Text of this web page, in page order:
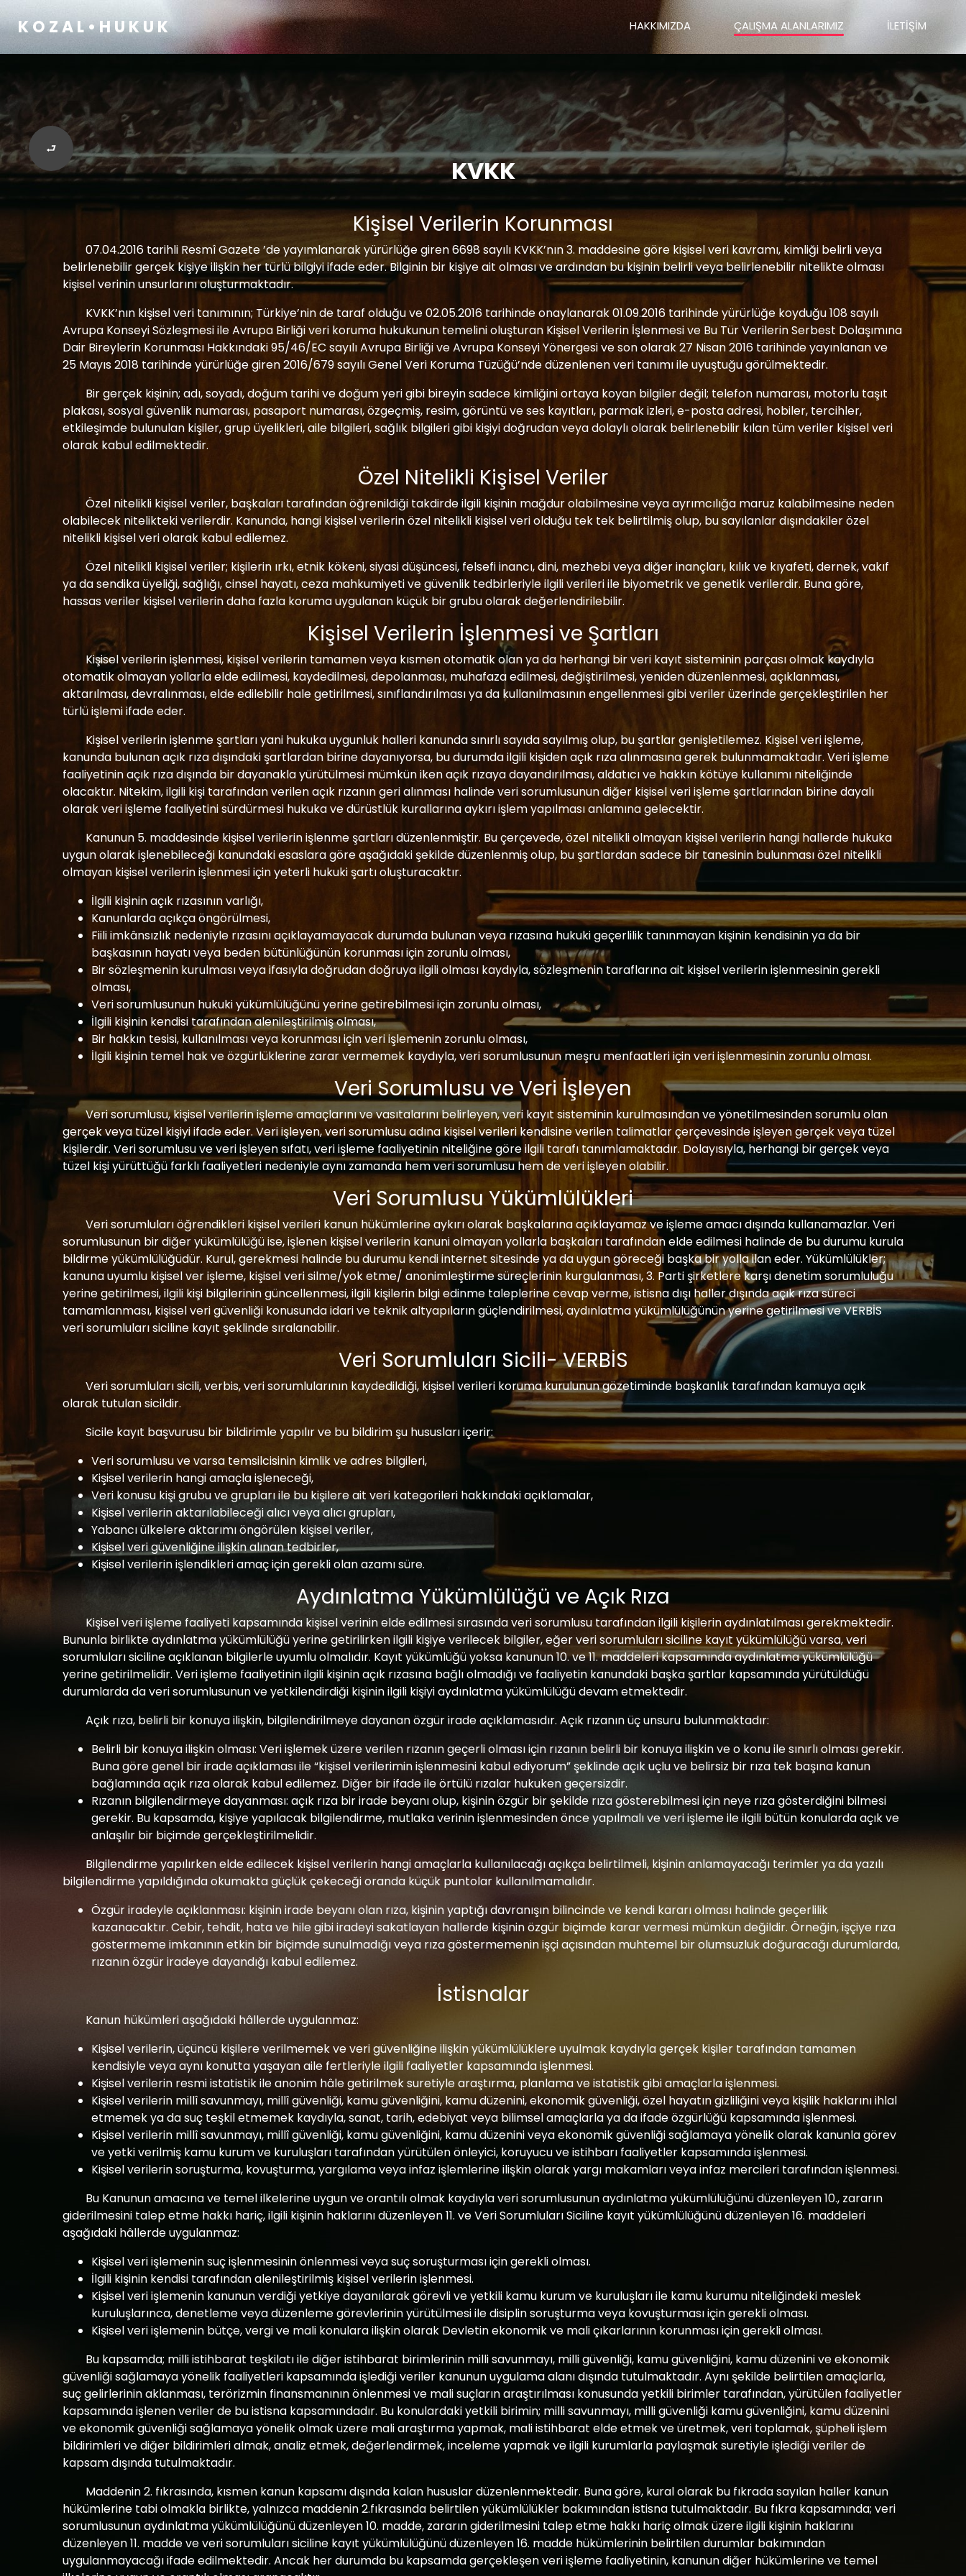
K O Z A L • H U K U K HAKKIMIZDA ÇALIŞMA ALANLARIMIZ İLETİŞİM
⮐
KVKK
Kişisel Verilerin Korunması
07.04.2016 tarihli Resmî Gazete ’de yayımlanarak yürürlüğe giren 6698 sayılı KVKK’nın 3. maddesine göre kişisel veri kavramı, kimliği belirli veya
belirlenebilir gerçek kişiye ilişkin her türlü bilgiyi ifade eder. Bilginin bir kişiye ait olması ve ardından bu kişinin belirli veya belirlenebilir nitelikte olması
kişisel verinin unsurlarını oluşturmaktadır.
KVKK’nın kişisel veri tanımının; Türkiye’nin de taraf olduğu ve 02.05.2016 tarihinde onaylanarak 01.09.2016 tarihinde yürürlüğe koyduğu 108 sayılı
Avrupa Konseyi Sözleşmesi ile Avrupa Birliği veri koruma hukukunun temelini oluşturan Kişisel Verilerin İşlenmesi ve Bu Tür Verilerin Serbest Dolaşımına
Dair Bireylerin Korunması Hakkındaki 95/46/EC sayılı Avrupa Birliği ve Avrupa Konseyi Yönergesi ve son olarak 27 Nisan 2016 tarihinde yayınlanan ve
25 Mayıs 2018 tarihinde yürürlüğe giren 2016/679 sayılı Genel Veri Koruma Tüzüğü’nde düzenlenen veri tanımı ile uyuştuğu görülmektedir.
Bir gerçek kişinin; adı, soyadı, doğum tarihi ve doğum yeri gibi bireyin sadece kimliğini ortaya koyan bilgiler değil; telefon numarası, motorlu taşıt
plakası, sosyal güvenlik numarası, pasaport numarası, özgeçmiş, resim, görüntü ve ses kayıtları, parmak izleri, e-posta adresi, hobiler, tercihler,
etkileşimde bulunulan kişiler, grup üyelikleri, aile bilgileri, sağlık bilgileri gibi kişiyi doğrudan veya dolaylı olarak belirlenebilir kılan tüm veriler kişisel veri
olarak kabul edilmektedir.
Özel Nitelikli Kişisel Veriler
Özel nitelikli kişisel veriler, başkaları tarafından öğrenildiği takdirde ilgili kişinin mağdur olabilmesine veya ayrımcılığa maruz kalabilmesine neden
olabilecek nitelikteki verilerdir. Kanunda, hangi kişisel verilerin özel nitelikli kişisel veri olduğu tek tek belirtilmiş olup, bu sayılanlar dışındakiler özel
nitelikli kişisel veri olarak kabul edilemez.
Özel nitelikli kişisel veriler; kişilerin ırkı, etnik kökeni, siyasi düşüncesi, felsefi inancı, dini, mezhebi veya diğer inançları, kılık ve kıyafeti, dernek, vakıf
ya da sendika üyeliği, sağlığı, cinsel hayatı, ceza mahkumiyeti ve güvenlik tedbirleriyle ilgili verileri ile biyometrik ve genetik verilerdir. Buna göre,
hassas veriler kişisel verilerin daha fazla koruma uygulanan küçük bir grubu olarak değerlendirilebilir.
Kişisel Verilerin İşlenmesi ve Şartları
Kişisel verilerin işlenmesi, kişisel verilerin tamamen veya kısmen otomatik olan ya da herhangi bir veri kayıt sisteminin parçası olmak kaydıyla
otomatik olmayan yollarla elde edilmesi, kaydedilmesi, depolanması, muhafaza edilmesi, değiştirilmesi, yeniden düzenlenmesi, açıklanması,
aktarılması, devralınması, elde edilebilir hale getirilmesi, sınıflandırılması ya da kullanılmasının engellenmesi gibi veriler üzerinde gerçekleştirilen her
türlü işlemi ifade eder.
Kişisel verilerin işlenme şartları yani hukuka uygunluk halleri kanunda sınırlı sayıda sayılmış olup, bu şartlar genişletilemez. Kişisel veri işleme,
kanunda bulunan açık rıza dışındaki şartlardan birine dayanıyorsa, bu durumda ilgili kişiden açık rıza alınmasına gerek bulunmamaktadır. Veri işleme
faaliyetinin açık rıza dışında bir dayanakla yürütülmesi mümkün iken açık rızaya dayandırılması, aldatıcı ve hakkın kötüye kullanımı niteliğinde
olacaktır. Nitekim, ilgili kişi tarafından verilen açık rızanın geri alınması halinde veri sorumlusunun diğer kişisel veri işleme şartlarından birine dayalı
olarak veri işleme faaliyetini sürdürmesi hukuka ve dürüstlük kurallarına aykırı işlem yapılması anlamına gelecektir.
Kanunun 5. maddesinde kişisel verilerin işlenme şartları düzenlenmiştir. Bu çerçevede, özel nitelikli olmayan kişisel verilerin hangi hallerde hukuka
uygun olarak işlenebileceği kanundaki esaslara göre aşağıdaki şekilde düzenlenmiş olup, bu şartlardan sadece bir tanesinin bulunması özel nitelikli
olmayan kişisel verilerin işlenmesi için yeterli hukuki şartı oluşturacaktır.
İlgili kişinin açık rızasının varlığı,
Kanunlarda açıkça öngörülmesi,
Fiili imkânsızlık nedeniyle rızasını açıklayamayacak durumda bulunan veya rızasına hukuki geçerlilik tanınmayan kişinin kendisinin ya da bir
başkasının hayatı veya beden bütünlüğünün korunması için zorunlu olması,
Bir sözleşmenin kurulması veya ifasıyla doğrudan doğruya ilgili olması kaydıyla, sözleşmenin taraflarına ait kişisel verilerin işlenmesinin gerekli
olması,
Veri sorumlusunun hukuki yükümlülüğünü yerine getirebilmesi için zorunlu olması,
İlgili kişinin kendisi tarafından alenileştirilmiş olması,
Bir hakkın tesisi, kullanılması veya korunması için veri işlemenin zorunlu olması,
İlgili kişinin temel hak ve özgürlüklerine zarar vermemek kaydıyla, veri sorumlusunun meşru menfaatleri için veri işlenmesinin zorunlu olması.
Veri Sorumlusu ve Veri İşleyen
Veri sorumlusu, kişisel verilerin işleme amaçlarını ve vasıtalarını belirleyen, veri kayıt sisteminin kurulmasından ve yönetilmesinden sorumlu olan
gerçek veya tüzel kişiyi ifade eder. Veri işleyen, veri sorumlusu adına kişisel verileri kendisine verilen talimatlar çerçevesinde işleyen gerçek veya tüzel
kişilerdir. Veri sorumlusu ve veri işleyen sıfatı, veri işleme faaliyetinin niteliğine göre ilgili tarafı tanımlamaktadır. Dolayısıyla, herhangi bir gerçek veya
tüzel kişi yürüttüğü farklı faaliyetleri nedeniyle aynı zamanda hem veri sorumlusu hem de veri işleyen olabilir.
Veri Sorumlusu Yükümlülükleri
Veri sorumluları öğrendikleri kişisel verileri kanun hükümlerine aykırı olarak başkalarına açıklayamaz ve işleme amacı dışında kullanamazlar. Veri
sorumlusunun bir diğer yükümlülüğü ise, işlenen kişisel verilerin kanuni olmayan yollarla başkaları tarafından elde edilmesi halinde de bu durumu kurula
bildirme yükümlülüğüdür. Kurul, gerekmesi halinde bu durumu kendi internet sitesinde ya da uygun göreceği başka bir yolla ilan eder. Yükümlülükler;
kanuna uyumlu kişisel ver işleme, kişisel veri silme/yok etme/ anonimleştirme süreçlerinin kurgulanması, 3. Parti şirketlere karşı denetim sorumluluğu
yerine getirilmesi, ilgili kişi bilgilerinin güncellenmesi, ilgili kişilerin bilgi edinme taleplerine cevap verme, istisna dışı haller dışında açık rıza süreci
tamamlanması, kişisel veri güvenliği konusunda idari ve teknik altyapıların güçlendirilmesi, aydınlatma yükümlülüğünün yerine getirilmesi ve VERBİS
veri sorumluları siciline kayıt şeklinde sıralanabilir.
Veri Sorumluları Sicili- VERBİS
Veri sorumluları sicili, verbis, veri sorumlularının kaydedildiği, kişisel verileri koruma kurulunun gözetiminde başkanlık tarafından kamuya açık
olarak tutulan sicildir.
Sicile kayıt başvurusu bir bildirimle yapılır ve bu bildirim şu hususları içerir:
Veri sorumlusu ve varsa temsilcisinin kimlik ve adres bilgileri,
Kişisel verilerin hangi amaçla işleneceği,
Veri konusu kişi grubu ve grupları ile bu kişilere ait veri kategorileri hakkındaki açıklamalar,
Kişisel verilerin aktarılabileceği alıcı veya alıcı grupları,
Yabancı ülkelere aktarımı öngörülen kişisel veriler,
Kişisel veri güvenliğine ilişkin alınan tedbirler,
Kişisel verilerin işlendikleri amaç için gerekli olan azamı süre.
Aydınlatma Yükümlülüğü ve Açık Rıza
Kişisel veri işleme faaliyeti kapsamında kişisel verinin elde edilmesi sırasında veri sorumlusu tarafından ilgili kişilerin aydınlatılması gerekmektedir.
Bununla birlikte aydınlatma yükümlülüğü yerine getirilirken ilgili kişiye verilecek bilgiler, eğer veri sorumluları siciline kayıt yükümlülüğü varsa, veri
sorumluları siciline açıklanan bilgilerle uyumlu olmalıdır. Kayıt yükümlüğü yoksa kanunun 10. ve 11. maddeleri kapsamında aydınlatma yükümlülüğü
yerine getirilmelidir. Veri işleme faaliyetinin ilgili kişinin açık rızasına bağlı olmadığı ve faaliyetin kanundaki başka şartlar kapsamında yürütüldüğü
durumlarda da veri sorumlusunun ve yetkilendirdiği kişinin ilgili kişiyi aydınlatma yükümlülüğü devam etmektedir.
Açık rıza, belirli bir konuya ilişkin, bilgilendirilmeye dayanan özgür irade açıklamasıdır. Açık rızanın üç unsuru bulunmaktadır:
Belirli bir konuya ilişkin olması: Veri işlemek üzere verilen rızanın geçerli olması için rızanın belirli bir konuya ilişkin ve o konu ile sınırlı olması gerekir.
Buna göre genel bir irade açıklaması ile “kişisel verilerimin işlenmesini kabul ediyorum” şeklinde açık uçlu ve belirsiz bir rıza tek başına kanun
bağlamında açık rıza olarak kabul edilemez. Diğer bir ifade ile örtülü rızalar hukuken geçersizdir.
Rızanın bilgilendirmeye dayanması: açık rıza bir irade beyanı olup, kişinin özgür bir şekilde rıza gösterebilmesi için neye rıza gösterdiğini bilmesi
gerekir. Bu kapsamda, kişiye yapılacak bilgilendirme, mutlaka verinin işlenmesinden önce yapılmalı ve veri işleme ile ilgili bütün konularda açık ve
anlaşılır bir biçimde gerçekleştirilmelidir.
Bilgilendirme yapılırken elde edilecek kişisel verilerin hangi amaçlarla kullanılacağı açıkça belirtilmeli, kişinin anlamayacağı terimler ya da yazılı
bilgilendirme yapıldığında okumakta güçlük çekeceği oranda küçük puntolar kullanılmamalıdır.
Özgür iradeyle açıklanması: kişinin irade beyanı olan rıza, kişinin yaptığı davranışın bilincinde ve kendi kararı olması halinde geçerlilik
kazanacaktır. Cebir, tehdit, hata ve hile gibi iradeyi sakatlayan hallerde kişinin özgür biçimde karar vermesi mümkün değildir. Örneğin, işçiye rıza
göstermeme imkanının etkin bir biçimde sunulmadığı veya rıza göstermemenin işçi açısından muhtemel bir olumsuzluk doğuracağı durumlarda,
rızanın özgür iradeye dayandığı kabul edilemez.
İstisnalar
Kanun hükümleri aşağıdaki hâllerde uygulanmaz:
Kişisel verilerin, üçüncü kişilere verilmemek ve veri güvenliğine ilişkin yükümlülüklere uyulmak kaydıyla gerçek kişiler tarafından tamamen
kendisiyle veya aynı konutta yaşayan aile fertleriyle ilgili faaliyetler kapsamında işlenmesi.
Kişisel verilerin resmi istatistik ile anonim hâle getirilmek suretiyle araştırma, planlama ve istatistik gibi amaçlarla işlenmesi.
Kişisel verilerin millî savunmayı, millî güvenliği, kamu güvenliğini, kamu düzenini, ekonomik güvenliği, özel hayatın gizliliğini veya kişilik haklarını ihlal
etmemek ya da suç teşkil etmemek kaydıyla, sanat, tarih, edebiyat veya bilimsel amaçlarla ya da ifade özgürlüğü kapsamında işlenmesi.
Kişisel verilerin millî savunmayı, millî güvenliği, kamu güvenliğini, kamu düzenini veya ekonomik güvenliği sağlamaya yönelik olarak kanunla görev
ve yetki verilmiş kamu kurum ve kuruluşları tarafından yürütülen önleyici, koruyucu ve istihbarı faaliyetler kapsamında işlenmesi.
Kişisel verilerin soruşturma, kovuşturma, yargılama veya infaz işlemlerine ilişkin olarak yargı makamları veya infaz mercileri tarafından işlenmesi.
Bu Kanunun amacına ve temel ilkelerine uygun ve orantılı olmak kaydıyla veri sorumlusunun aydınlatma yükümlülüğünü düzenleyen 10., zararın
giderilmesini talep etme hakkı hariç, ilgili kişinin haklarını düzenleyen 11. ve Veri Sorumluları Siciline kayıt yükümlülüğünü düzenleyen 16. maddeleri
aşağıdaki hâllerde uygulanmaz:
Kişisel veri işlemenin suç işlenmesinin önlenmesi veya suç soruşturması için gerekli olması.
İlgili kişinin kendisi tarafından alenileştirilmiş kişisel verilerin işlenmesi.
Kişisel veri işlemenin kanunun verdiği yetkiye dayanılarak görevli ve yetkili kamu kurum ve kuruluşları ile kamu kurumu niteliğindeki meslek
kuruluşlarınca, denetleme veya düzenleme görevlerinin yürütülmesi ile disiplin soruşturma veya kovuşturması için gerekli olması.
Kişisel veri işlemenin bütçe, vergi ve mali konulara ilişkin olarak Devletin ekonomik ve mali çıkarlarının korunması için gerekli olması.
Bu kapsamda; milli istihbarat teşkilatı ile diğer istihbarat birimlerinin milli savunmayı, milli güvenliği, kamu güvenliğini, kamu düzenini ve ekonomik
güvenliği sağlamaya yönelik faaliyetleri kapsamında işlediği veriler kanunun uygulama alanı dışında tutulmaktadır. Aynı şekilde belirtilen amaçlarla,
suç gelirlerinin aklanması, terörizmin finansmanının önlenmesi ve mali suçların araştırılması konusunda yetkili birimler tarafından, yürütülen faaliyetler
kapsamında işlenen veriler de bu istisna kapsamındadır. Bu konulardaki yetkili birimin; milli savunmayı, milli güvenliği kamu güvenliğini, kamu düzenini
ve ekonomik güvenliği sağlamaya yönelik olmak üzere mali araştırma yapmak, mali istihbarat elde etmek ve üretmek, veri toplamak, şüpheli işlem
bildirimleri ve diğer bildirimleri almak, analiz etmek, değerlendirmek, inceleme yapmak ve ilgili kurumlarla paylaşmak suretiyle işlediği veriler de
kapsam dışında tutulmaktadır.
Maddenin 2. fıkrasında, kısmen kanun kapsamı dışında kalan hususlar düzenlenmektedir. Buna göre, kural olarak bu fıkrada sayılan haller kanun
hükümlerine tabi olmakla birlikte, yalnızca maddenin 2.fıkrasında belirtilen yükümlülükler bakımından istisna tutulmaktadır. Bu fıkra kapsamında; veri
sorumlusunun aydınlatma yükümlülüğünü düzenleyen 10. madde, zararın giderilmesini talep etme hakkı hariç olmak üzere ilgili kişinin haklarını
düzenleyen 11. madde ve veri sorumluları siciline kayıt yükümlülüğünü düzenleyen 16. madde hükümlerinin belirtilen durumlar bakımından
uygulanmayacağı ifade edilmektedir. Ancak her durumda bu kapsamda gerçekleşen veri işleme faaliyetinin, kanunun diğer hükümlerine ve temel